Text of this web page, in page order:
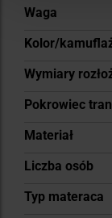
Więcej
Waga
Kolor/
Wymiary
Pokrowiec
Materiał
Liczba osób
Typ materaca